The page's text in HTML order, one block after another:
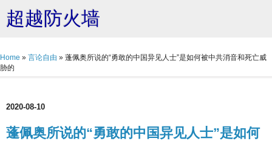
超越防火墙
Home » 言论自由 » 蓬佩奥所说的“勇敢的中国异见人士”是如何被中共消音和死亡威
胁的
2020-08-10
蓬佩奥所说的“勇敢的中国异见人士”是如何